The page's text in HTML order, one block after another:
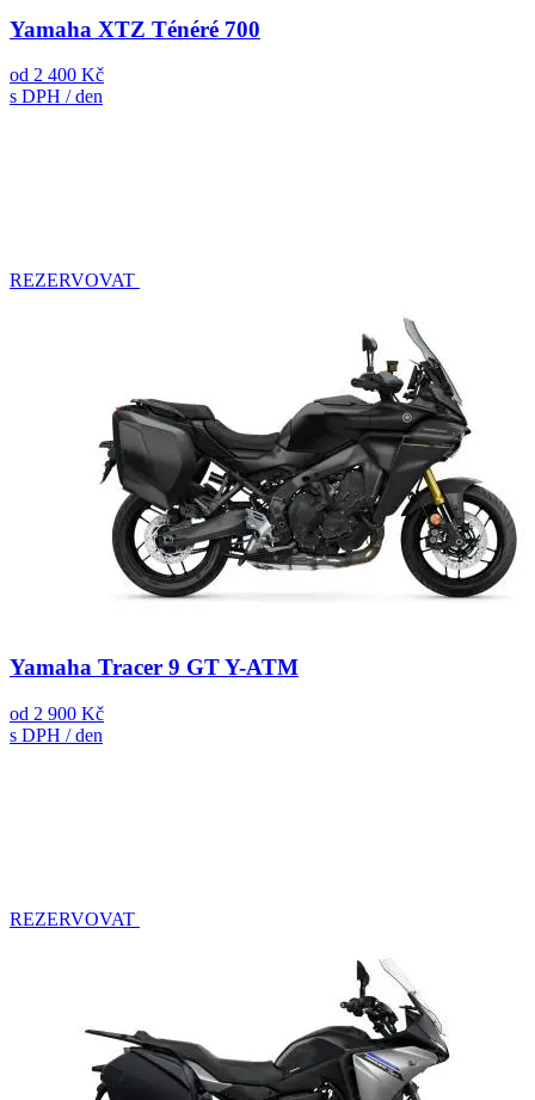
Yamaha XTZ Ténéré 700
od 2 400 Kč
s DPH / den
REZERVOVAT
Yamaha Tracer 9 GT Y-ATM
od 2 900 Kč
s DPH / den
REZERVOVAT